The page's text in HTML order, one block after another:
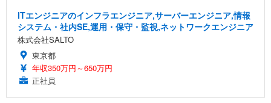
ITエンジニアのインフラエンジニア,サーバーエンジニア,情報
システム・社内SE,運用・保守・監視,ネットワークエンジニア
株式会社SALTO
東京都
年収350万円～650万円
正社員